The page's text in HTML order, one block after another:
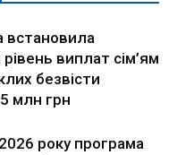
встановила
виплат сім’ям
безвісти
млн грн
року програма